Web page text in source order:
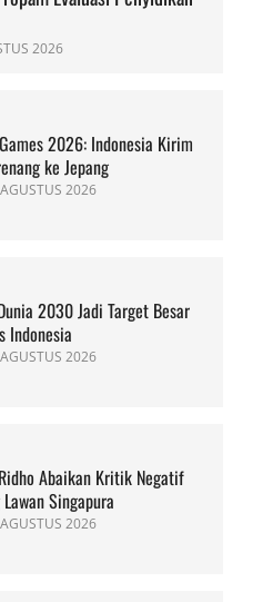
2026
2026: Indonesia Kirim
ke Jepang
2026
2030 Jadi Target Besar
Indonesia
2026
Abaikan Kritik Negatif
Singapura
2026